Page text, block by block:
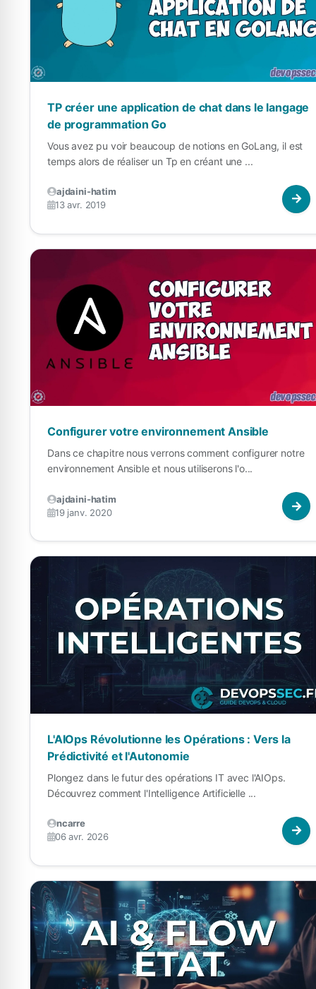
TP créer une application de chat dans le langage
de programmation Go
Vous avez pu voir beaucoup de notions en GoLang, il est
temps alors de réaliser un Tp en créant une ...
ajdaini-hatim
13 avr. 2019
Configurer votre environnement Ansible
Dans ce chapitre nous verrons comment configurer notre
environnement Ansible et nous utiliserons l'o...
ajdaini-hatim
19 janv. 2020
L'AIOps Révolutionne les Opérations : Vers la
Prédictivité et l'Autonomie
Plongez dans le futur des opérations IT avec l'AIOps.
Découvrez comment l'Intelligence Artificielle ...
ncarre
06 avr. 2026